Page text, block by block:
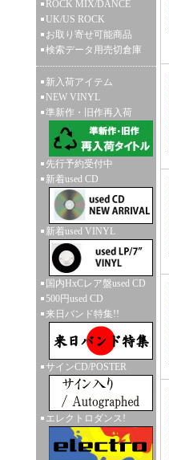
ROCK MIX/DANCE
UK/US ROCK
お取り寄せ可能商品
検索データ用売切倉庫
新入荷アイテム
NEW VINYL
準新作・旧作再入荷
先行予約受付中
新着used CD
新着used VINYL
国内HxCレア盤used CD
500円used CD
来日バンド特集!!
サインCD/POSTER
エレクトロダンス!